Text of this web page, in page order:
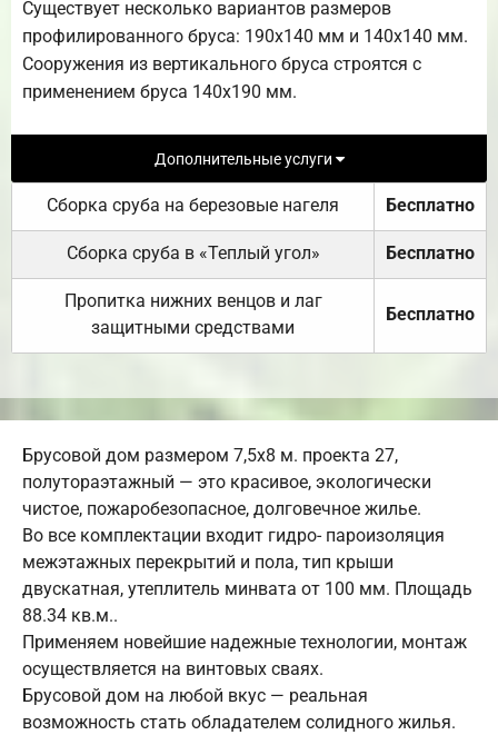
Существует несколько вариантов размеров
профилированного бруса: 190х140 мм и 140х140 мм.
Сооружения из вертикального бруса строятся с
применением бруса 140х190 мм.
Дополнительные услуги
Сборка сруба на березовые нагеля Бесплатно
Сборка сруба в «Теплый угол» Бесплатно
Пропитка нижних венцов и лаг
защитными средствами
Бесплатно
Брусовой дом размером 7,5х8 м. проекта 27,
полутораэтажный — это красивое, экологически
чистое, пожаробезопасное, долговечное жилье.
Во все комплектации входит гидро- пароизоляция
межэтажных перекрытий и пола, тип крыши
двускатная, утеплитель минвата от 100 мм. Площадь
88.34 кв.м..
Применяем новейшие надежные технологии, монтаж
осуществляется на винтовых сваях.
Брусовой дом на любой вкус — реальная
возможность стать обладателем солидного жилья.